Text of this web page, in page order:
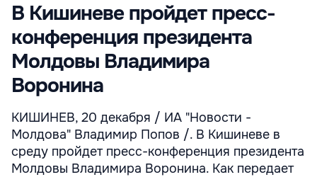
В Кишиневе пройдет пресс-
конференция президента
Молдовы Владимира
Воронина
КИШИНЕВ, 20 декабря / ИА "Новости -
Молдова" Владимир Попов /. В Кишиневе в
среду пройдет пресс-конференция президента
Молдовы Владимира Воронина. Как передает